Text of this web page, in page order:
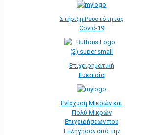
Στήριξη Ρευστότητας
Covid-19
Επιχειρηματική
Ευκαιρία
Ενίσχυση Μικρών και
Πολύ Μικρών
Επιχειρήσεων που
Επλήγησαν από την